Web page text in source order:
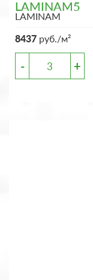
LAMINAM5
LAMINAM
8437 руб./м²
- +